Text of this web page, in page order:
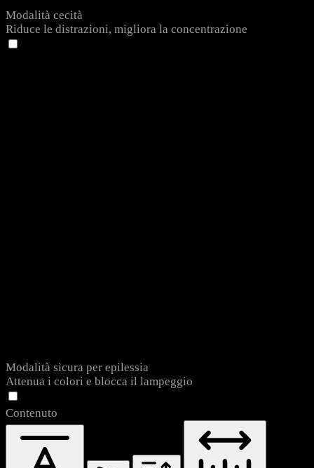
Modalità cecità
Riduce le distrazioni, migliora la concentrazione
Modalità sicura per epilessia
Attenua i colori e blocca il lampeggio
Contenuto